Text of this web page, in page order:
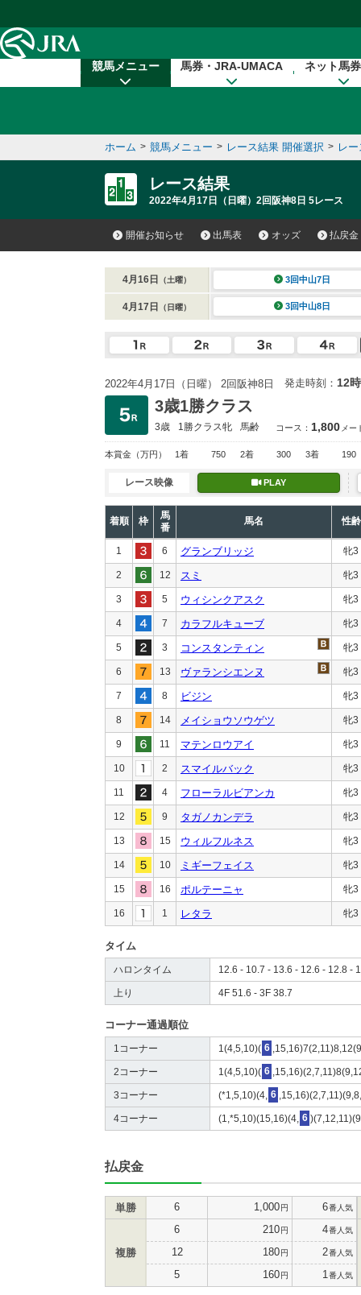
競馬メニュー 馬券・JRA-UMACA ネット馬
ホーム > 競馬メニュー > レース結果 開催選択 > レ
レース結果
2022年4月17日（日曜）2回阪神8日 5レース
開催お知らせ 出馬表 オッズ 払戻金
4月16日 （土曜） 3回中山7日
4月17日 （日曜） 3回中山8日
2022年4月17日（日曜） 2回阪神8日 発走時刻： 12
3歳1勝クラス
3歳 1勝クラス牝 馬齢 コース： 1,800 メー
本賞金 （万円） 1着 750 2着 300 3着 190
レース映像 PLAY
着順 枠
馬
番
馬名 性齢
1 6 グランブリッジ 牝3
2 12 スミ 牝3
3 5 ウィシンクアスク 牝3
4 7 カラフルキューブ 牝3
5 3 コンスタンティン 牝3
6 13 ヴァランシエンヌ 牝3
7 8 ビジン 牝3
8 14 メイショウソウゲツ 牝3
9 11 マテンロウアイ 牝3
10 2 スマイルバック 牝3
11 4 フローラルビアンカ 牝3
12 9 タガノカンデラ 牝3
13 15 ウィルフルネス 牝3
14 10 ミギーフェイス 牝3
15 16 ポルテーニャ 牝3
16 1 レタラ 牝3
タイム
ハロンタイム 12.6 - 10.7 - 13.6 - 12.6 - 12.8 -
上り 4F 51.6 - 3F 38.7
コーナー通過順位
1コーナー 1(4,5,10)( 6
2コーナー 1(4,5,10)( 6
3コーナー (*1,5,10)(4, 6
4コーナー (1,*5,10)(15,16)(4, 6
払戻金
単勝 6 1,000円 6番人気
複勝
6 210円 4番人気
12 180円 2番人気
5 160円 1 番人気